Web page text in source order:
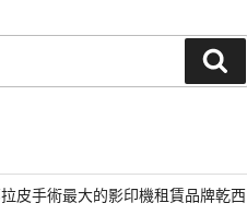
尋
皮手術最大的影印機租賃品牌乾西